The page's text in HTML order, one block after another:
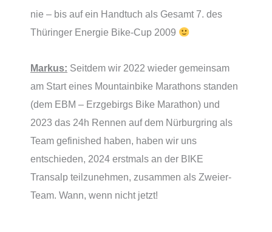
nie – bis auf ein Handtuch als Gesamt 7. des
Thüringer Energie Bike-Cup 2009
Markus: Seitdem wir 2022 wieder gemeinsam
am Start eines Mountainbike Marathons standen
(dem EBM – Erzgebirgs Bike Marathon) und
2023 das 24h Rennen auf dem Nürburgring als
Team gefinished haben, haben wir uns
entschieden, 2024 erstmals an der BIKE
Transalp teilzunehmen, zusammen als Zweier-
Team. Wann, wenn nicht jetzt!